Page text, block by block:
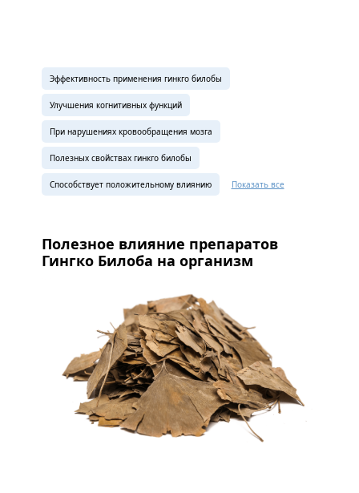
Эффективность применения гинкго билобы
Улучшения когнитивных функций
При нарушениях кровообращения мозга
Полезных свойствах гинкго билобы
Способствует положительному влиянию Показать все
Полезное влияние препаратов
Гингко Билоба на организм